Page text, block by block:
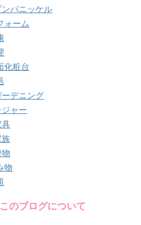
ンパニッケル
ォーム
化粧台
ーデニング
ジャー
具
族
物
このブログについて